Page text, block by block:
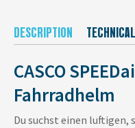
DESCRIPTION
CASCO
Fahrradhelm
Du suchst einen luftigen,